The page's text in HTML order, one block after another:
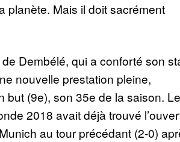
planète. Mais il doit sacrément
Dembélé, qui a conforté son
nouvelle prestation pleine,
but (9e), son 35e de la saison. Le
2018 avait déjà trouvé
au tour précédant (2-0)